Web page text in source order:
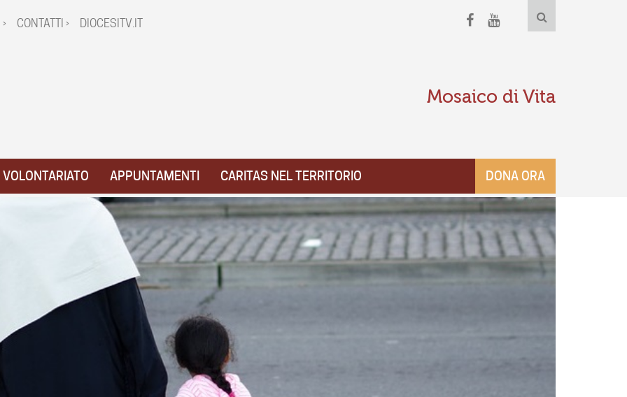
CONTATTI › DIOCESITV.IT
Mosaico di Vita
VOLONTARIATO APPUNTAMENTI CARITAS NEL TERRITORIO DONA ORA